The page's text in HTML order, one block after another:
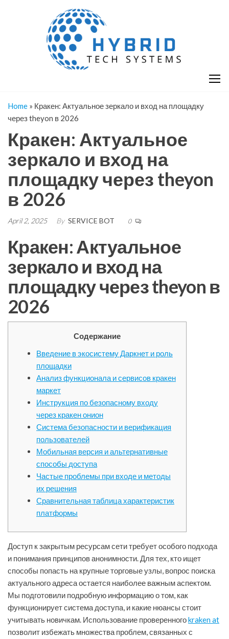
Home » Кракен: Актуальное зеркало и вход на площадку
через theyon в 2026
Кракен: Актуальное
зеркало и вход на
площадку через theyon
в 2026
April 2, 2025 By SERVICE BOT 0
Кракен: Актуальное
зеркало и вход на
площадку через theyon в
2026
Содержание
Введение в экосистему Даркнет и роль
площадки
Анализ функционала и сервисов кракен
маркет
Инструкция по безопасному входу
через кракен онион
Система безопасности и верификация
пользователей
Мобильная версия и альтернативные
способы доступа
Частые проблемы при входе и методы
их решения
Сравнительная таблица характеристик
платформы
Доступ к закрытым ресурсам сети требует особого подхода
и понимания принципов анонимности. Для тех, кто ищет
способы попасть на крупные торговые узлы, вопрос поиска
актуального адреса остается наиболее важным аспектом.
Мы подготовили подробную информацию о том, как
функционирует система доступа, и какие нюансы стоит
учитывать новичкам. Использование проверенногоkraken at
позволит избежать множества проблем, связанных с